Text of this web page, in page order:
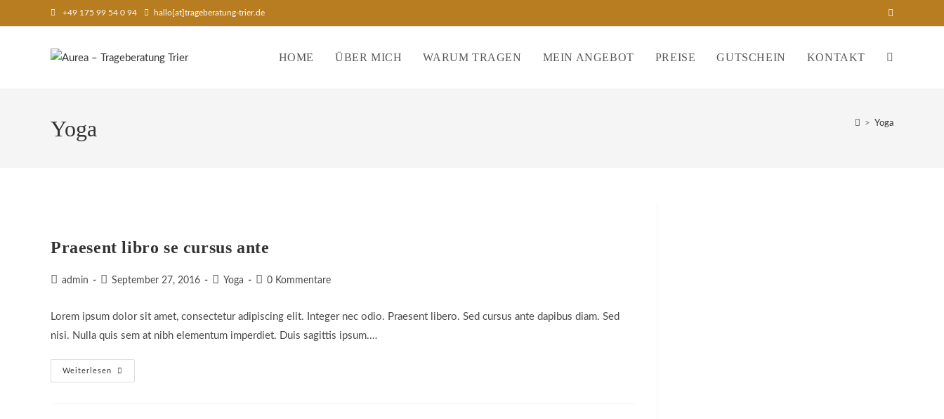
Inhalt
+49 175 99 54 0 94 hallo[at]trageberatung-trier.de
HOME ÜBER MICH WARUM TRAGEN MEIN ANGEBOT PREISE GUTSCHEIN KONTAKT
SUCHE
Yoga > Yoga
Praesent libro se cursus ante
Beitrags-
admin
Beitrag
September 27, 2016
Beitrags-
Yoga
Beitrags-
0 Kommentare
Lorem ipsum dolor sit amet, consectetur adipiscing elit. Integer nec odio. Praesent libero. Sed cursus ante dapibus diam. Sed
nisi. Nulla quis sem at nibh elementum imperdiet. Duis sagittis ipsum.…
Weiterlesen
Praesent
Libro